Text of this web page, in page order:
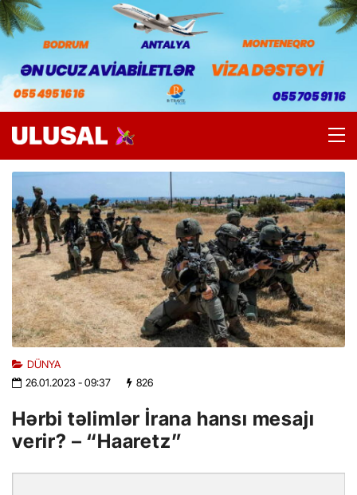
DÜNYA
26.01.2023 - 09:37 826
Hərbi təlimlər İrana hansı mesajı
verir? – “Haaretz”